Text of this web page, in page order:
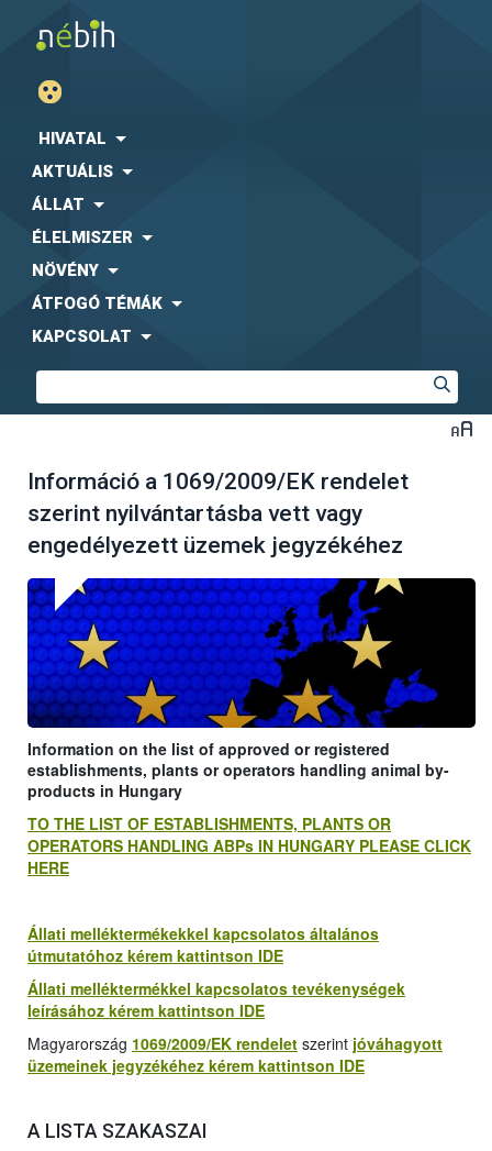
HIVATAL
AKTUÁLIS
ÁLLAT
ÉLELMISZER
NÖVÉNY
ÁTFOGÓ TÉMÁK
KAPCSOLAT
Információ a 1069/2009/EK rendelet
szerint nyilvántartásba vett vagy
engedélyezett üzemek jegyzékéhez
Information on the list of approved or registered
establishments, plants or operators handling animal by-
products in Hungary
TO THE LIST OF ESTABLISHMENTS, PLANTS OR
OPERATORS HANDLING ABPs IN HUNGARY PLEASE CLICK
HERE
Állati melléktermékekkel kapcsolatos általános
útmutatóhoz kérem kattintson IDE
Állati melléktermékkel kapcsolatos tevékenységek
leírásához kérem kattintson IDE
Magyarország 1069/2009/EK rendelet szerint jóváhagyott
üzemeinek jegyzékéhez kérem kattintson IDE
A LISTA SZAKASZAI